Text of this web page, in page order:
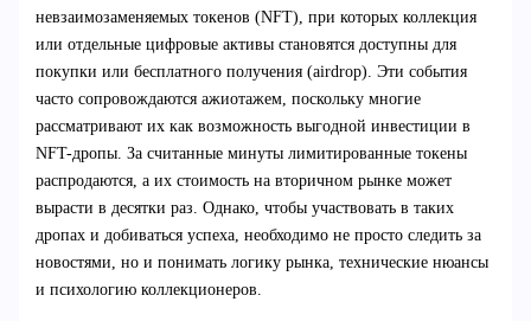
невзаимозаменяемых токенов (NFT), при которых коллекция
или отдельные цифровые активы становятся доступны для
покупки или бесплатного получения (airdrop). Эти события
часто сопровождаются ажиотажем, поскольку многие
рассматривают их как возможность выгодной инвестиции в
NFT-дропы. За считанные минуты лимитированные токены
распродаются, а их стоимость на вторичном рынке может
вырасти в десятки раз. Однако, чтобы участвовать в таких
дропах и добиваться успеха, необходимо не просто следить за
новостями, но и понимать логику рынка, технические нюансы
и психологию коллекционеров.